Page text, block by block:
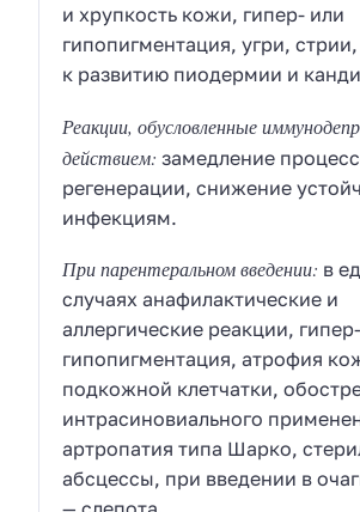
и хрупкость кожи, гипер- или
гипопигментация, угри,
к развитию пиодермии и
Реакции, обусловленные
действием: замедление
регенерации, снижение
инфекциям.
При парентеральном введении: в
случаях анафилактические и
аллергические реакции,
гипопигментация, атрофия
подкожной клетчатки,
интрасиновиального
артропатия типа Шарко,
абсцессы, при введении в